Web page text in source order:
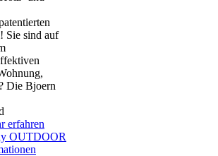
Sie sind auf
Die Bjoern
erfahren
OUTDOOR